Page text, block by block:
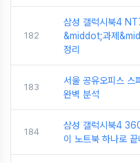
182
삼성 갤럭시북4
&middot;과제
정리
183
서울 공유오피스 스
완벽 분석
184
삼성 갤럭시북4
이 노트북 하나로